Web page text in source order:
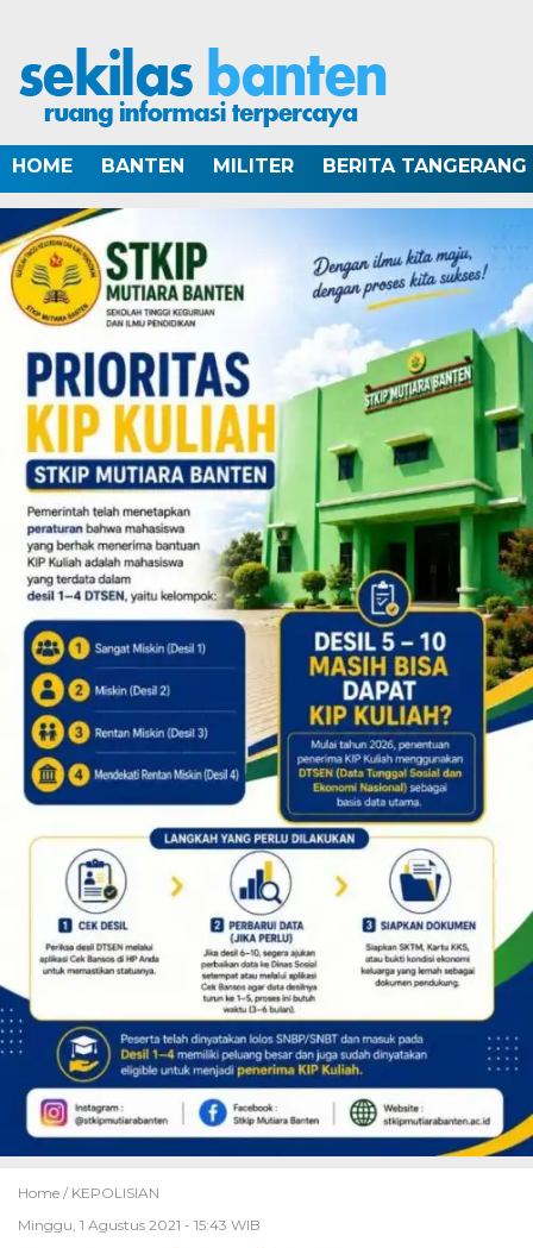
HOME BANTEN MILITER BERITA TANGERANG
Home / KEPOLISIAN
Minggu, 1 Agustus 2021 - 15:43 WIB